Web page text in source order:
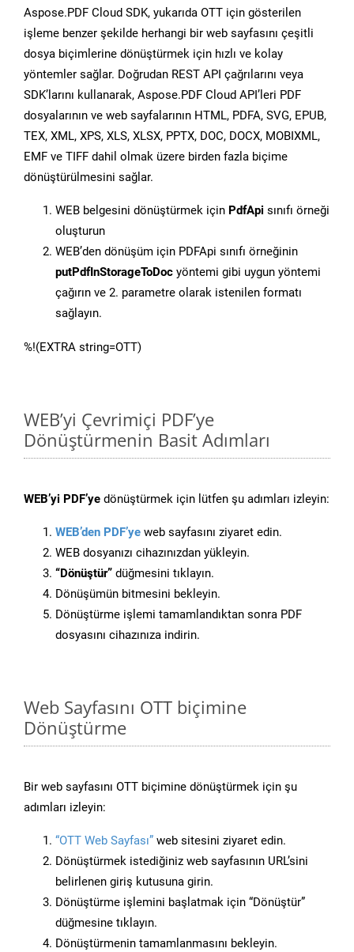
Aspose.PDF Cloud SDK, yukarıda OTT için gösterilen
işleme benzer şekilde herhangi bir web sayfasını çeşitli
dosya biçimlerine dönüştürmek için hızlı ve kolay
yöntemler sağlar. Doğrudan REST API çağrılarını veya
SDK’larını kullanarak, Aspose.PDF Cloud API’leri PDF
dosyalarının ve web sayfalarının HTML, PDFA, SVG, EPUB,
TEX, XML, XPS, XLS, XLSX, PPTX, DOC, DOCX, MOBIXML,
EMF ve TIFF dahil olmak üzere birden fazla biçime
dönüştürülmesini sağlar.
WEB belgesini dönüştürmek için PdfApi sınıfı örneği
oluşturun
WEB’den dönüşüm için PDFApi sınıfı örneğinin
putPdfInStorageToDoc yöntemi gibi uygun yöntemi
çağırın ve 2. parametre olarak istenilen formatı
sağlayın.
%!(EXTRA string=OTT)
WEB’yi Çevrimiçi PDF’ye
Dönüştürmenin Basit Adımları
WEB’yi PDF’ye dönüştürmek için lütfen şu adımları izleyin:
WEB’den PDF’ye web sayfasını ziyaret edin.
WEB dosyanızı cihazınızdan yükleyin.
“Dönüştür” düğmesini tıklayın.
Dönüşümün bitmesini bekleyin.
Dönüştürme işlemi tamamlandıktan sonra PDF
dosyasını cihazınıza indirin.
Web Sayfasını OTT biçimine
Dönüştürme
Bir web sayfasını OTT biçimine dönüştürmek için şu
adımları izleyin:
“OTT Web Sayfası” web sitesini ziyaret edin.
Dönüştürmek istediğiniz web sayfasının URL’sini
belirlenen giriş kutusuna girin.
Dönüştürme işlemini başlatmak için “Dönüştür”
düğmesine tıklayın.
Dönüştürmenin tamamlanmasını bekleyin.